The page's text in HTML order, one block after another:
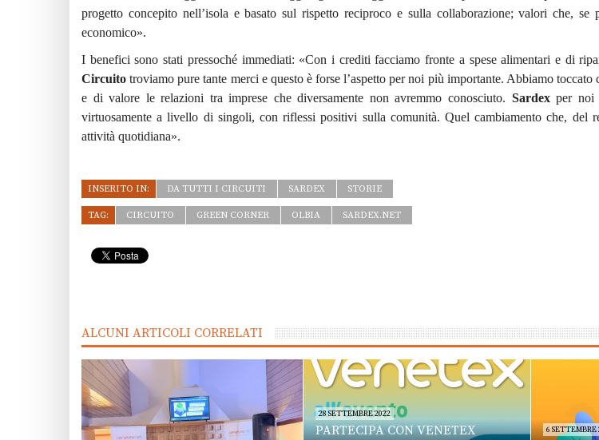
progetto concepito nell’isola e basato sul rispetto reciproco e sulla collaborazione; valori che, se
economico».
I benefici sono stati pressoché immediati: «Con i crediti facciamo fronte a spese alimentari e di
Circuito troviamopure tante merci e questo è forse l’aspetto per noi più importante. Abbiamo toccato
e di valore le relazioni tra imprese che diversamente non avremmo conosciuto. Sardexper noi
virtuosamente a livello di singoli, con riflessi positivi sulla comunità. Quel cambiamento che, del
attività quotidiana».
INSERITO IN: DA TUTTI I CIRCUITI SARDEX STORIE
TAG: CIRCUITO GREEN CORNER OLBIA SARDEX.NET
ALCUNI ARTICOLI CORRELATI
28 SETTEMBRE 2022
PARTECIPA CON VENETEX
6 SETTEMBRE